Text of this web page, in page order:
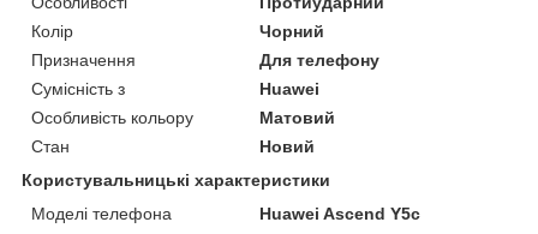
Колір
Чорний
Призначення
Для телефону
Сумісність з
Huawei
Особливість кольору
Матовий
Стан
Новий
Користувальницькі характеристики
Моделі телефона
Huawei Ascend Y5c